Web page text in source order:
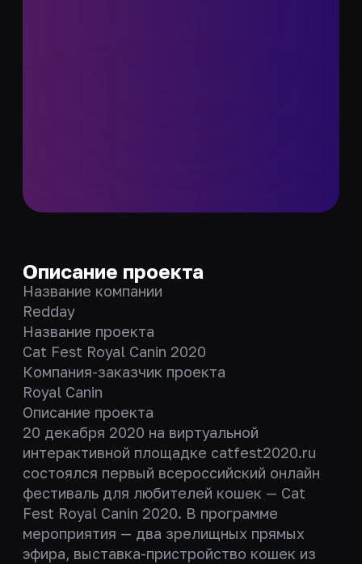
Описание проекта
Название компании
Redday
Название проекта
Cat Fest Royal Canin 2020
Компания-заказчик проекта
Royal Canin
Описание проекта
20 декабря 2020 на виртуальной
интерактивной площадке catfest2020.ru
состоялся первый всероссийский онлайн
фестиваль для любителей кошек — Cat
Fest Royal Canin 2020. В программе
мероприятия — два зрелищных прямых
эфира, выставка-пристройство кошек из